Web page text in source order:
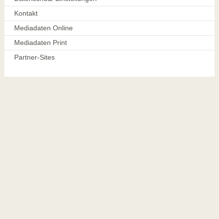
Kontakt
Mediadaten Online
Mediadaten Print
Partner-Sites